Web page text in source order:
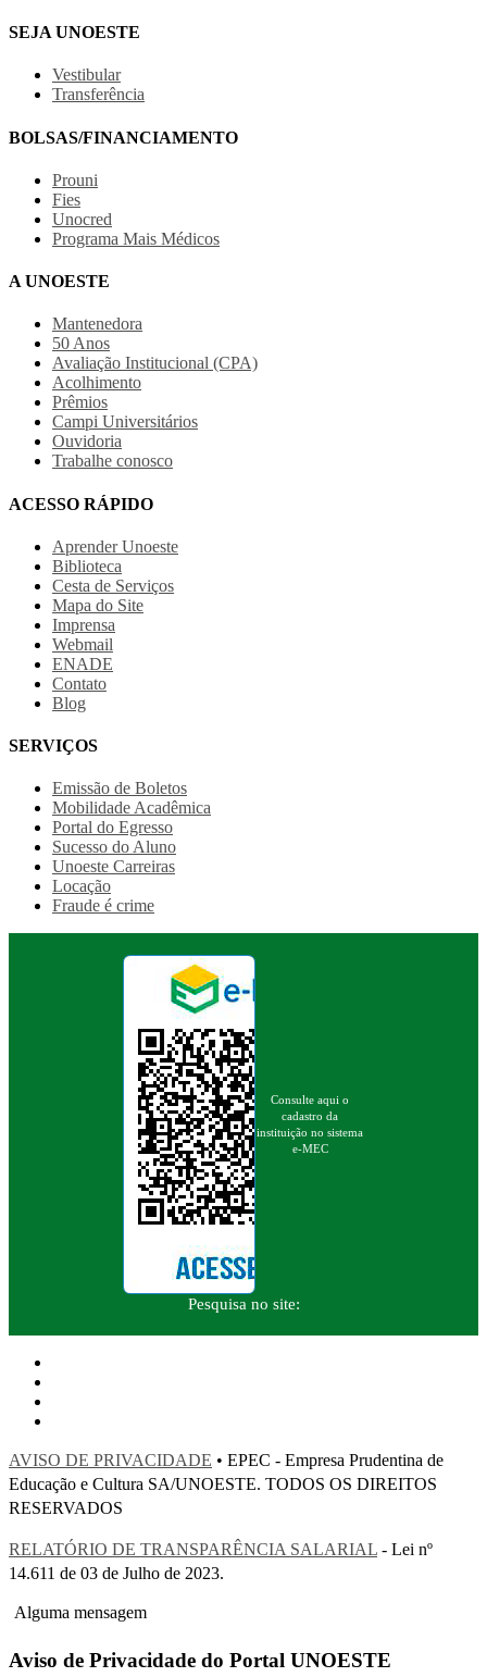
SEJA UNOESTE
Vestibular
Transferência
BOLSAS/FINANCIAMENTO
Prouni
Fies
Unocred
Programa Mais Médicos
A UNOESTE
Mantenedora
50 Anos
Avaliação Institucional (CPA)
Acolhimento
Prêmios
Campi Universitários
Ouvidoria
Trabalhe conosco
ACESSO RÁPIDO
Aprender Unoeste
Biblioteca
Cesta de Serviços
Mapa do Site
Imprensa
Webmail
ENADE
Contato
Blog
SERVIÇOS
Emissão de Boletos
Mobilidade Acadêmica
Portal do Egresso
Sucesso do Aluno
Unoeste Carreiras
Locação
Fraude é crime
Consulte aqui o
cadastro da
instituição no sistema
e-MEC
Pesquisa no site:
AVISO DE PRIVACIDADE • EPEC - Empresa Prudentina de
Educação e Cultura SA/UNOESTE. TODOS OS DIREITOS
RESERVADOS
RELATÓRIO DE TRANSPARÊNCIA SALARIAL - Lei nº
14.611 de 03 de Julho de 2023.
Alguma mensagem
Aviso de Privacidade do Portal UNOESTE